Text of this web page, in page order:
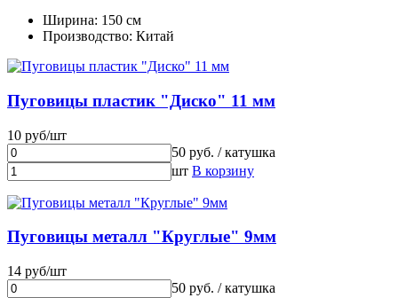
Ширина: 150 см
Производство: Китай
Пуговицы пластик "Диско" 11 мм
10 руб/шт
50 руб. / катушка
шт В корзину
Пуговицы металл "Круглые" 9мм
14 руб/шт
50 руб. / катушка